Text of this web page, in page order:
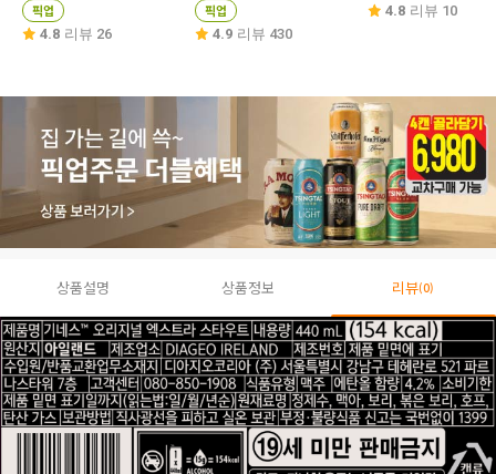
픽업
4.8 리뷰 26
픽업
4.9 리뷰 430
4.8 리뷰 10
상품설명 상품정보 리뷰(0)